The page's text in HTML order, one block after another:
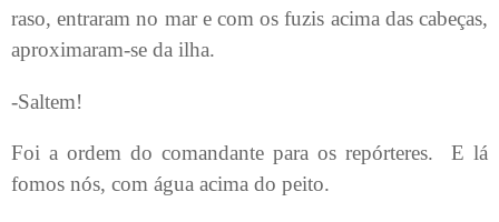
raso, entraram no mar e com os fuzis acima das cabeças,
aproximaram-se da ilha.
-Saltem!
Foi a ordem do comandante para os repórteres.
E lá
fomos nós, com água acima do peito.